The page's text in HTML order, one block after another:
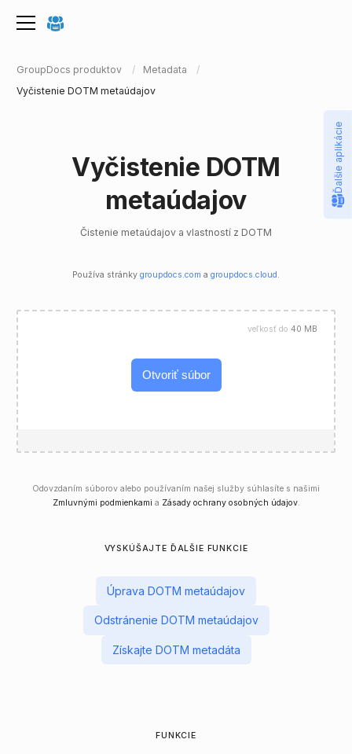
GroupDocs produktov
Metadata
Vyčistenie DOTM metaúdajov
Vyčistenie DOTM
metaúdajov
Čistenie metaúdajov a vlastností z DOTM
Používa stránky groupdocs.com a groupdocs.cloud .
Otvoriť súbor
veľkosť do 40 MB
Odovzdaním súborov alebo používaním našej služby súhlasíte s našimi
Zmluvnými podmienkami a Zásady ochrany osobných údajov.
VYSKÚŠAJTE ĎALŠIE FUNKCIE
Úprava DOTM metaúdajov
Odstránenie DOTM metaúdajov
Získajte DOTM metadáta
FUNKCIE
Ďalšie aplikácie